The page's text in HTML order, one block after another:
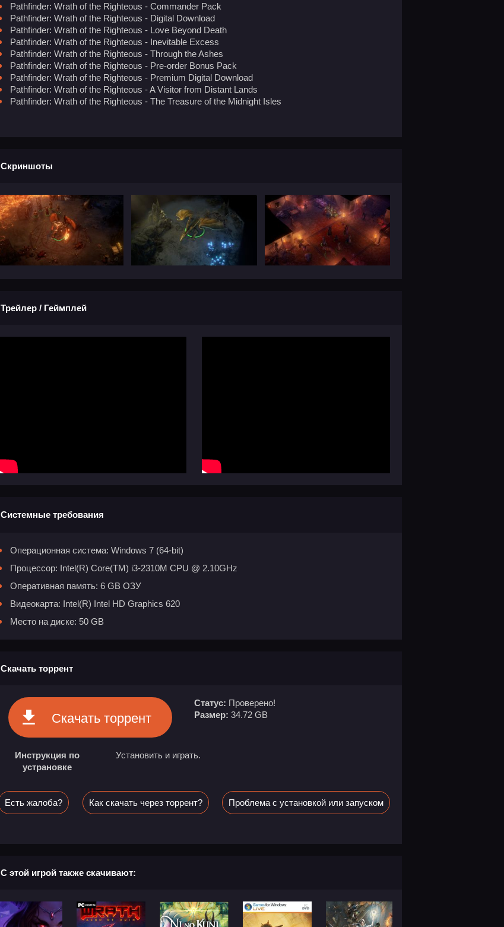
Pathfinder: Wrath of the Righteous - Commander Pack
Pathfinder: Wrath of the Righteous - Digital Download
Pathfinder: Wrath of the Righteous - Love Beyond Death
Pathfinder: Wrath of the Righteous - Inevitable Excess
Pathfinder: Wrath of the Righteous - Through the Ashes
Pathfinder: Wrath of the Righteous - Pre-order Bonus Pack
Pathfinder: Wrath of the Righteous - Premium Digital Download
Pathfinder: Wrath of the Righteous - A Visitor from Distant Lands
Pathfinder: Wrath of the Righteous - The Treasure of the Midnight Isles
Скриншоты
Трейлер / Геймплей
Системные требования
Операционная система: Windows 7 (64-bit)
Процессор: Intel(R) Core(TM) i3-2310M CPU @ 2.10GHz
Оперативная память: 6 GB ОЗУ
Видеокарта: Intel(R) Intel HD Graphics 620
Место на диске: 50 GB
Скачать торрент
Скачать торрент
Статус: Проверено!
Размер: 34.72 GB
Инструкция по
устрановке
Установить и играть.
Есть жалоба? Как скачать через торрент? Проблема с установкой или запуском
С этой игрой также скачивают: